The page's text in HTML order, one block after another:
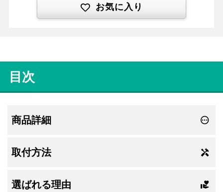
お気に入り
目次
商品詳細
取付方法
選ばれる理由